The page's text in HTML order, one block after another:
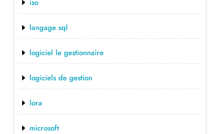
iso
langage sql
logiciel le gestionnaire
logiciels de gestion
lora
microsoft